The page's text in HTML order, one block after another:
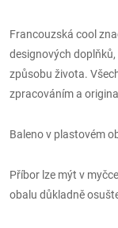
Francouzská cool
designových
způsobu života.
zpracováním a
Baleno v plastovém
Příbor lze mýt v
obalu důkladně